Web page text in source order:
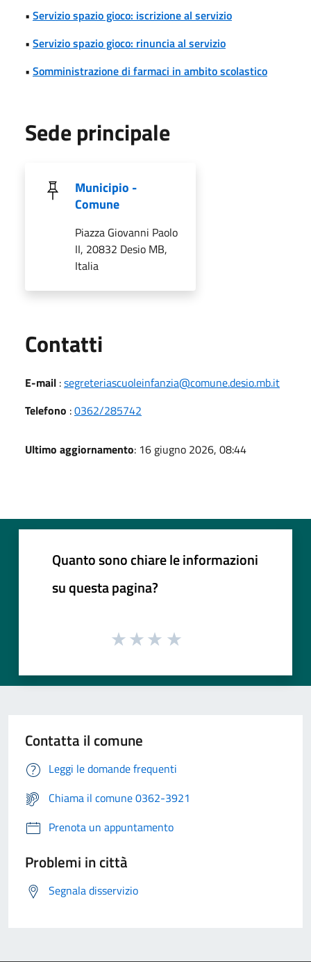
• Servizio spazio gioco: iscrizione al servizio
• Servizio spazio gioco: rinuncia al servizio
• Somministrazione di farmaci in ambito scolastico
Sede principale
Municipio -
Comune
Piazza Giovanni Paolo
II, 20832 Desio MB,
Italia
Contatti
E-mail :segreteriascuoleinfanzia@comune.desio.mb.it
Telefono :0362/285742
Ultimo aggiornamento: 16 giugno 2026, 08:44
Quanto sono chiare le informazioni
su questa pagina?
Contatta il comune
Leggi le domande frequenti
Chiama il comune 0362-3921
Prenota un appuntamento
Problemi in città
Segnala disservizio